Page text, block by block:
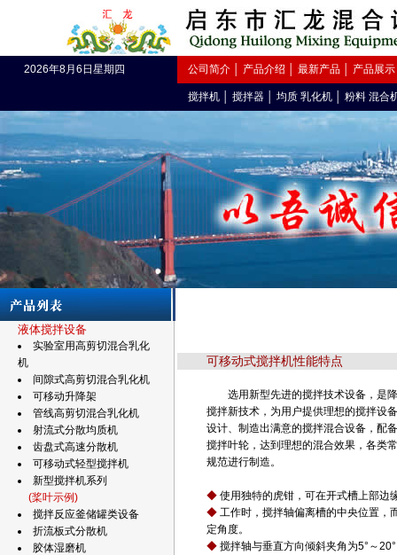
2026年8月6日星期四 公司简介 产品介绍 最新产品 产品展示
搅拌机 搅拌器 均质 乳化机 粉料 混合
液体搅拌设备
实验室用高剪切混合乳化
机
间隙式高剪切混合乳化机
可移动升降架
管线高剪切混合乳化机
射流式分散均质机
齿盘式高速分散机
可移动式轻型搅拌机
新型搅拌机系列
(桨叶示例)
搅拌反应釜储罐类设备
折流板式分散机
胶体湿磨机
可移动式搅拌机性能特点
选用新型先进的搅拌技术设备，是
搅拌新技术，为用户提供理想的搅拌设
设计、制造出满意的搅拌混合设备，配
搅拌叶轮，达到理想的混合效果，各类
规范进行制造。
◆ 使用独特的虎钳，可在开式槽上部边
◆ 工作时，搅拌轴偏离槽的中央位置，
定角度。
◆ 搅拌轴与垂直方向倾斜夹角为5°～